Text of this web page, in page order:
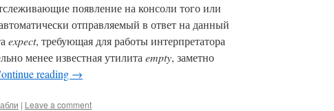
появление на консоли того или
отправляемый в ответ на данный
expect, требующая для работы интерпретатора
менее известная утилита empty, заметно
reading →
| Leave a comment